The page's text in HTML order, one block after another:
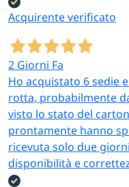
Acquirente verificato
2 Giorni Fa
Ho acquistato 6 sedie
rotta, probabilmente
visto lo stato del
prontamente hanno
ricevuta solo due
disponibilità e